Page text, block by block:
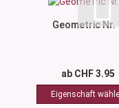
Geometric Nr.
ab CHF 3.95